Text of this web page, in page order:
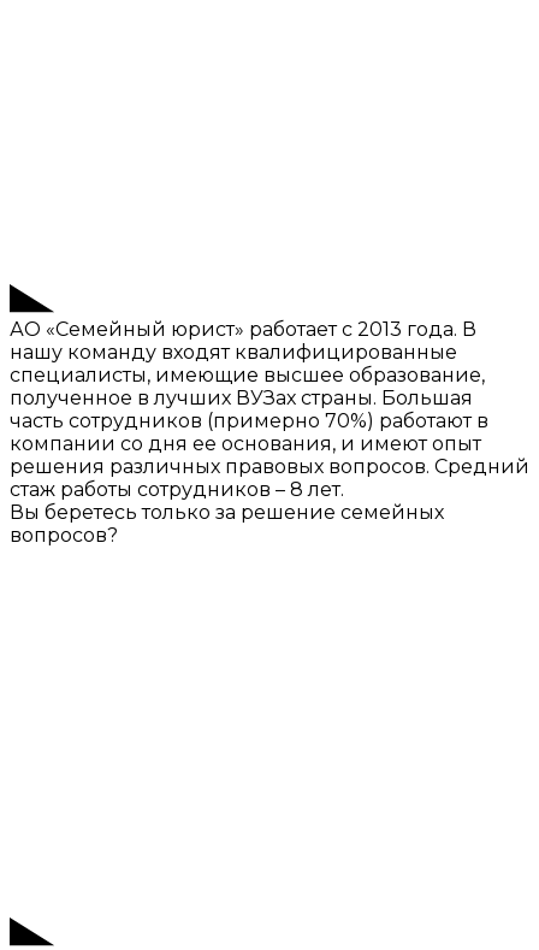
АО «Семейный юрист» работает с 2013 года. В
нашу команду входят квалифицированные
специалисты, имеющие высшее образование,
полученное в лучших ВУЗах страны. Большая
часть сотрудников (примерно 70%) работают в
компании со дня ее основания, и имеют опыт
решения различных правовых вопросов. Средний
стаж работы сотрудников – 8 лет.
Вы беретесь только за решение семейных
вопросов?